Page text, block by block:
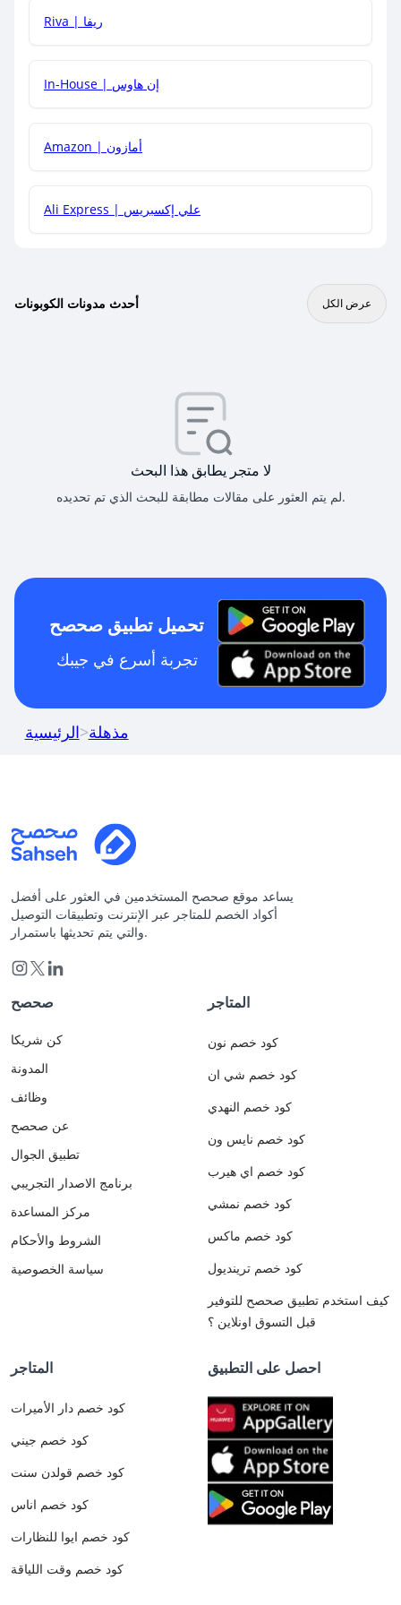
هل يمكنني جمع كود خصم مع العروض الأخرى؟
Riva | ريفا
In-House | إن هاوس
Amazon | أمازون
Ali Express | علي إكسبريس
أحدث مدونات الكوبونات عرض الكل
لا متجر يطابق هذا البحث
لم يتم العثور على مقالات مطابقة للبحث الذي تم تحديده.
تحميل تطبيق صحصح
تجربة أسرع في جيبك
الرئيسية>مذهلة
يساعد موقع صحصح المستخدمين في العثور على أفضل
أكواد الخصم للمتاجر عبر الإنترنت وتطبيقات التوصيل
والتي يتم تحديثها باستمرار.
صحصح
كن شريكا
المدونة
وظائف
عن صحصح
تطبيق الجوال
برنامج الاصدار التجريبي
مركز المساعدة
الشروط والأحكام
سياسة الخصوصية
المتاجر
كود خصم نون
كود خصم شي ان
كود خصم النهدي
كود خصم نايس ون
كود خصم اي هيرب
كود خصم نمشي
كود خصم ماكس
كود خصم ترينديول
كيف استخدم تطبيق صحصح للتوفير
قبل التسوق اونلاين ؟
المتاجر
كود خصم دار الأميرات
كود خصم جيني
كود خصم قولدن سنت
كود خصم اناس
كود خصم ايوا للنظارات
كود خصم وقت اللياقة
احصل على التطبيق